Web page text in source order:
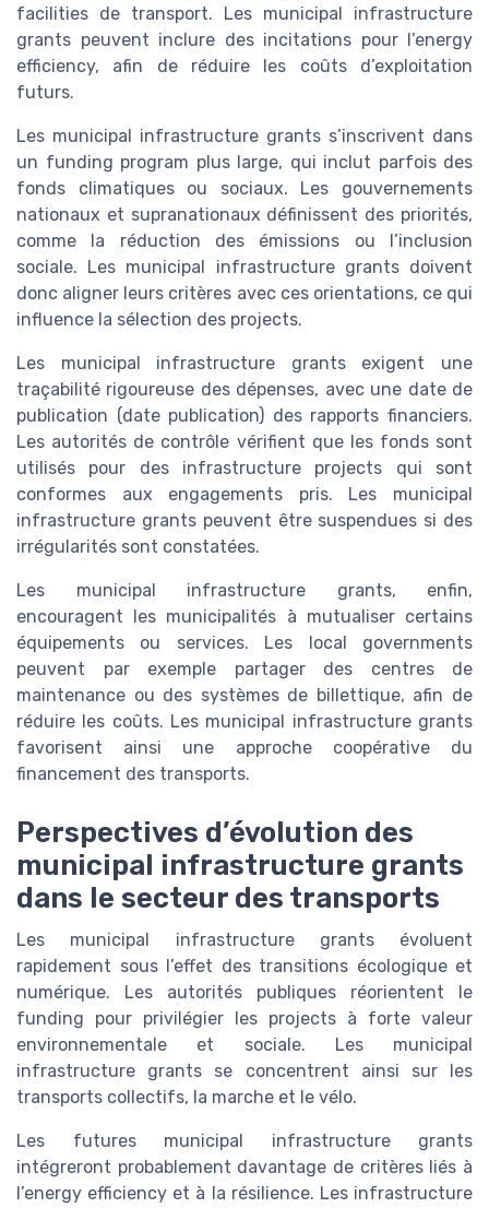
facilities de transport. Les municipal infrastructure
grants peuvent inclure des incitations pour l’energy
efficiency, afin de réduire les coûts d’exploitation
futurs.
Les municipal infrastructure grants s’inscrivent dans
un funding program plus large, qui inclut parfois des
fonds climatiques ou sociaux. Les gouvernements
nationaux et supranationaux définissent des priorités,
comme la réduction des émissions ou l’inclusion
sociale. Les municipal infrastructure grants doivent
donc aligner leurs critères avec ces orientations, ce qui
influence la sélection des projects.
Les municipal infrastructure grants exigent une
traçabilité rigoureuse des dépenses, avec une date de
publication (date publication) des rapports financiers.
Les autorités de contrôle vérifient que les fonds sont
utilisés pour des infrastructure projects qui sont
conformes aux engagements pris. Les municipal
infrastructure grants peuvent être suspendues si des
irrégularités sont constatées.
Les municipal infrastructure grants, enfin,
encouragent les municipalités à mutualiser certains
équipements ou services. Les local governments
peuvent par exemple partager des centres de
maintenance ou des systèmes de billettique, afin de
réduire les coûts. Les municipal infrastructure grants
favorisent ainsi une approche coopérative du
financement des transports.
Perspectives d’évolution des
municipal infrastructure grants
dans le secteur des transports
Les municipal infrastructure grants évoluent
rapidement sous l’effet des transitions écologique et
numérique. Les autorités publiques réorientent le
funding pour privilégier les projects à forte valeur
environnementale et sociale. Les municipal
infrastructure grants se concentrent ainsi sur les
transports collectifs, la marche et le vélo.
Les futures municipal infrastructure grants
intégreront probablement davantage de critères liés à
l’energy efficiency et à la résilience. Les infrastructure